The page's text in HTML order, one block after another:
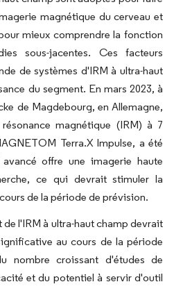
magnétique du cerveau et
mieux comprendre la fonction
sous-jacentes. Ces facteurs
de systèmes d'IRM à ultra-haut
du segment. En mars 2023, à
de Magdebourg, en Allemagne,
magnétique (IRM) à 7
Terra.X Impulse, a été
offre une imagerie haute
ce qui devrait stimuler la
de la période de prévision.
l'IRM à ultra-haut champ devrait
au cours de la période
nombre croissant d'études de
et du potentiel à servir d'outil